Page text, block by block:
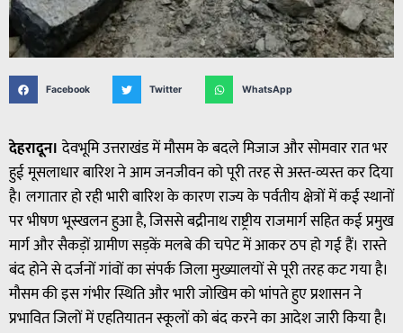
Facebook Twitter WhatsApp
देहरादून।देवभूमि उत्तराखंड में मौसम के बदले मिजाज और सोमवार रात भर
हुई मूसलाधार बारिश ने आम जनजीवन को पूरी तरह से अस्त-व्यस्त कर दिया
है। लगातार हो रही भारी बारिश के कारण राज्य के पर्वतीय क्षेत्रों में कई स्थानों
पर भीषण भूस्खलन हुआ है, जिससे बद्रीनाथ राष्ट्रीय राजमार्ग सहित कई प्रमुख
मार्ग और सैकड़ों ग्रामीण सड़कें मलबे की चपेट में आकर ठप हो गई हैं। रास्ते
बंद होने से दर्जनों गांवों का संपर्क जिला मुख्यालयों से पूरी तरह कट गया है।
मौसम की इस गंभीर स्थिति और भारी जोखिम को भांपते हुए प्रशासन ने
प्रभावित जिलों में एहतियातन स्कूलों को बंद करने का आदेश जारी किया है।